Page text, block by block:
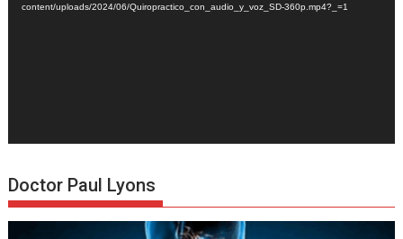
content/uploads/2024/06/Quiropractico_con_audio_y_voz_SD-360p.mp4?_=1
Doctor Paul Lyons